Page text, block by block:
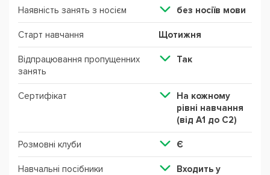
Наявність занять з носієм без ноcіїв мови
Старт навчання Щотижня
Відпрацювання пропущенних
занять
Так
Сертифікат
На кожному
рівні навчання
(від А1 до С2)
Розмовні клуби Є
Навчальні посібники
Входить у